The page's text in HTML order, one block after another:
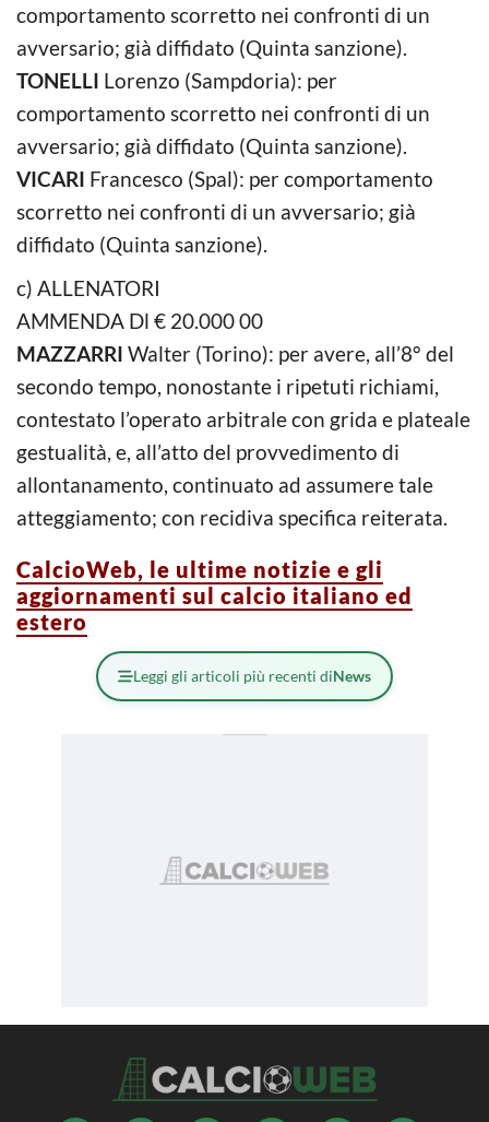
comportamento scorretto nei confronti di un
avversario; già diffidato (Quinta sanzione).
TONELLI Lorenzo (Sampdoria): per
comportamento scorretto nei confronti di un
avversario; già diffidato (Quinta sanzione).
VICARI Francesco (Spal): per comportamento
scorretto nei confronti di un avversario; già
diffidato (Quinta sanzione).
c) ALLENATORI
AMMENDA Dl € 20.000 00
MAZZARRI Walter (Torino): per avere, all’8° del
secondo tempo, nonostante i ripetuti richiami,
contestato l’operato arbitrale con grida e plateale
gestualità, e, all’atto del provvedimento di
allontanamento, continuato ad assumere tale
atteggiamento; con recidiva specifica reiterata.
CalcioWeb, le ultime notizie e gli
aggiornamenti sul calcio italiano ed
estero
Leggi gli articoli più recenti diNews